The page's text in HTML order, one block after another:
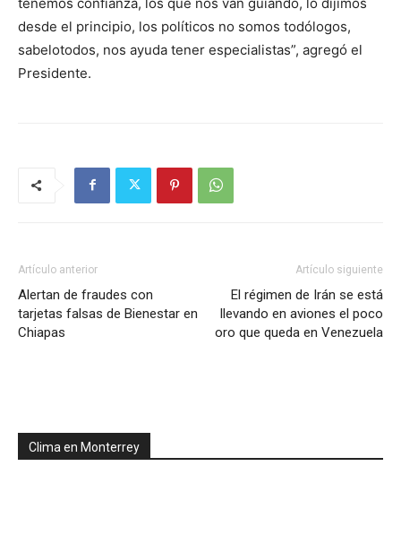
desde el principio, los políticos no somos todólogos,
sabelotodos, nos ayuda tener especialistas”, agregó el
Presidente.
Artículo anterior
Alertan de fraudes con
tarjetas falsas de Bienestar en
Chiapas
Artículo siguiente
El régimen de Irán se está
llevando en aviones el poco
oro que queda en Venezuela
Clima en Monterrey